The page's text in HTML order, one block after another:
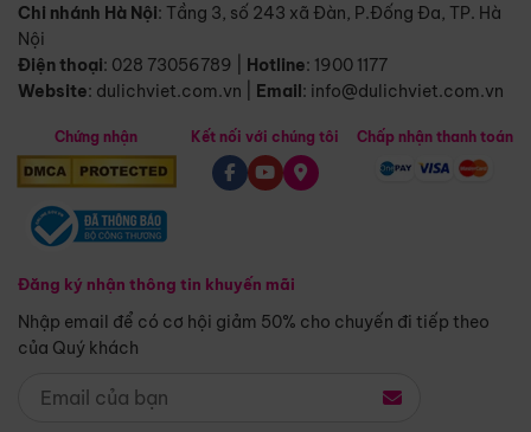
Chi nhánh Hà Nội: Tầng 3, số 243 xã Đàn, P.Đống Đa, TP. Hà
Nội
Điện thoại: 028 73056789 Hotline: 1900 1177
Website: dulichviet.com.vn Email: info@dulichviet.com.vn
Chứng nhận
Đăng ký nhận thông tin khuyến mãi
Nhập email để có cơ hội giảm 50% cho chuyến đi tiếp theo
của Quý khách
Kết nối với chúng tôi Chấp nhận thanh toán